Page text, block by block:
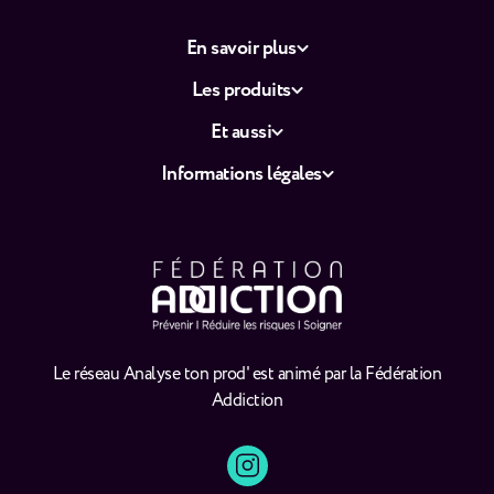
Le réseau Analyse ton prod' est animé par la Fédération
Addiction
En savoir plus
Les produits
Et aussi
Informations légales